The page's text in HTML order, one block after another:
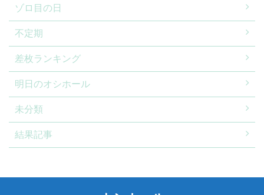
ゾロ目の日
不定期
差枚ランキング
明日のオシホール
未分類
結果記事